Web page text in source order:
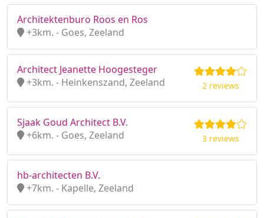
Architektenburo Roos en Ros
+3km. - Goes, Zeeland
Architect Jeanette Hoogesteger
+3km. - Heinkenszand, Zeeland
2 reviews
Sjaak Goud Architect B.V.
+6km. - Goes, Zeeland
3 reviews
hb-architecten B.V.
+7km. - Kapelle, Zeeland